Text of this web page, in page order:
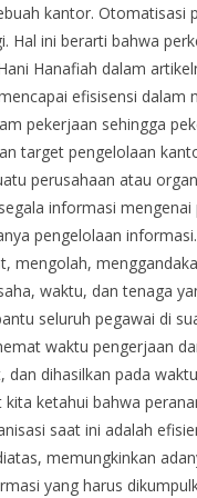
kantor.
Hal ini berarti bahwa
Hanafiah dalam
efisisensi
pekerjaan sehingga
target pengelolaan
perusahaan atau
informasi
pengelolaan
mengolah,
waktu, dan tenaga
seluruh pegawai di
waktu pengerjaan
dihasilkan pada
ketahui bahwa
saat ini adalah
memungkinkan
yang harus